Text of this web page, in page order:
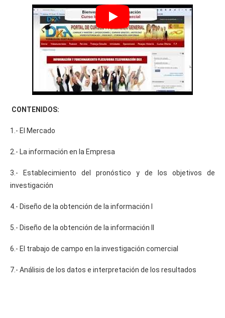
CONTENIDOS:
1.- El Mercado
2.- La información en la Empresa
3.- Establecimiento del pronóstico y de los objetivos de
investigación
4.- Diseño de la obtención de la información I
5.- Diseño de la obtención de la información II
6.- El trabajo de campo en la investigación comercial
7.- Análisis de los datos e interpretación de los resultados